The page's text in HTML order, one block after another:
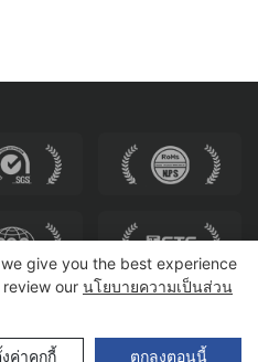
| แผนผังเว็บไซต์
give you the best experience
our นโยบายความเป็นส่วน
ค่าคุกกี้ ตกลงตอนนี้